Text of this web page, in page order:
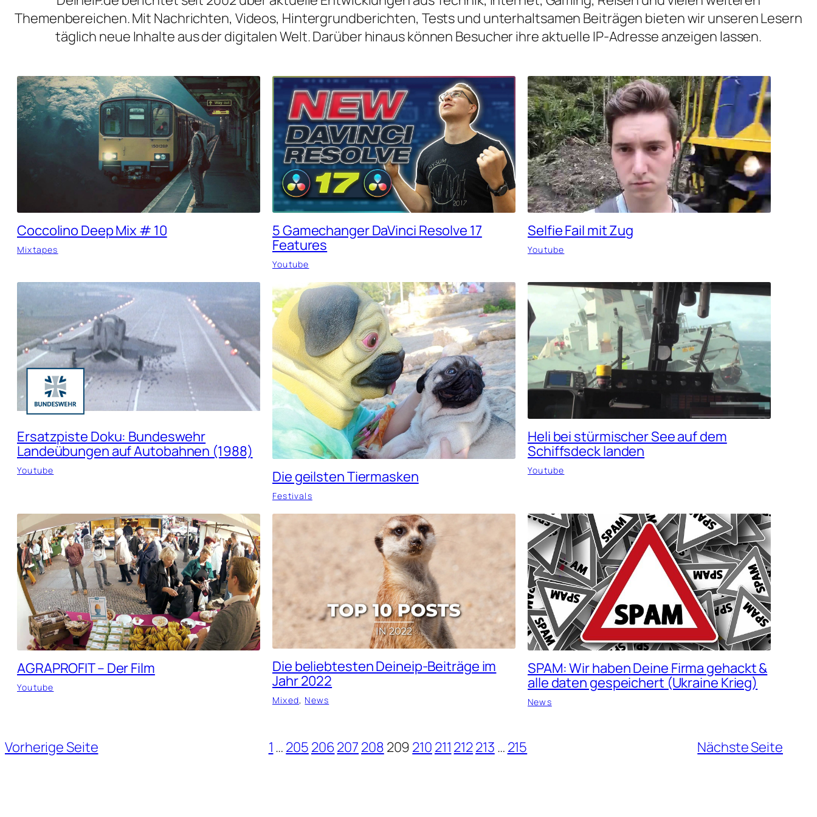
Themenbereichen. Mit Nachrichten, Videos, Hintergrundberichten, Tests und unterhaltsamen Beiträgen bieten wir unseren Lesern
täglich neue Inhalte aus der digitalen Welt. Darüber hinaus können Besucher ihre aktuelle IP-Adresse anzeigen lassen.
Coccolino Deep Mix # 10
Mixtapes
5 Gamechanger DaVinci Resolve 17
Features
Youtube
Selfie Fail mit Zug
Youtube
Ersatzpiste Doku: Bundeswehr
Landeübungen auf Autobahnen (1988)
Youtube Die geilsten Tiermasken
Festivals
Heli bei stürmischer See auf dem
Schiffsdeck landen
Youtube
AGRAPROFIT – Der Film
Youtube
Die beliebtesten Deineip-Beiträge im
Jahr 2022
Mixed, News
SPAM: Wir haben Deine Firma gehackt &
alle daten gespeichert (Ukraine Krieg)
News
Vorherige Seite 1 … 205 206207 208 209 210 211 212213 … 215 Nächste Seite